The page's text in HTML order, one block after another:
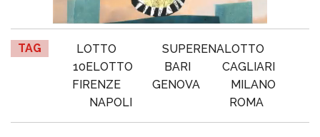
TAG LOTTO
SUPERENALOTTO
10ELOTTO
BARI
CAGLIARI
FIRENZE
GENOVA
MILANO
NAPOLI
ROMA